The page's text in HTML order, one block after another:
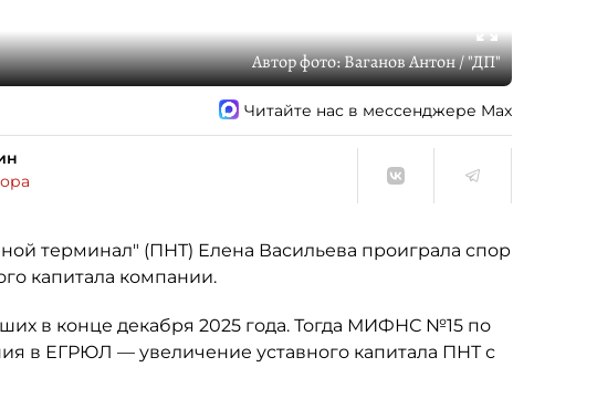
Автор фото:Ваганов Антон / "ДП"
Читайте нас в мессенджере Max
терминал" (ПНТ) Елена Васильева проиграла спор
капитала компании.
в конце декабря 2025 года. Тогда МИФНС №15 по
в ЕГРЮЛ — увеличение уставного капитала ПНТ с